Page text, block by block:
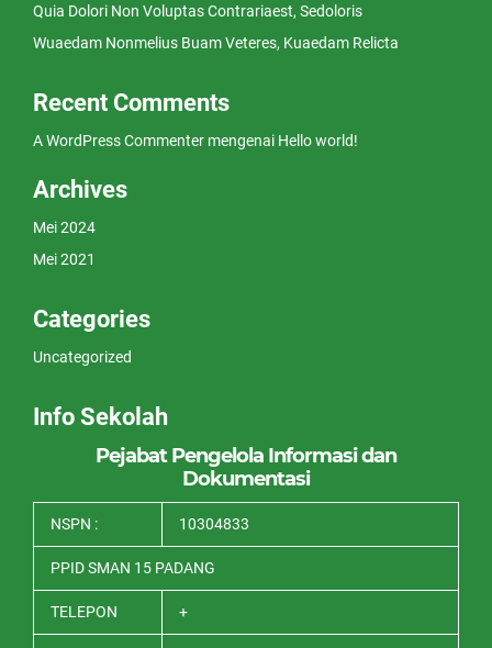
Quia Dolori Non Voluptas Contrariaest, Sedoloris
Wuaedam Nonmelius Buam Veteres, Kuaedam Relicta
Recent Comments
A WordPress Commenter mengenai Hello world!
Archives
Mei 2024
Mei 2021
Categories
Uncategorized
Info Sekolah
Pejabat Pengelola Informasi dan
Dokumentasi
NSPN : 10304833
PPID SMAN 15 PADANG
TELEPON +